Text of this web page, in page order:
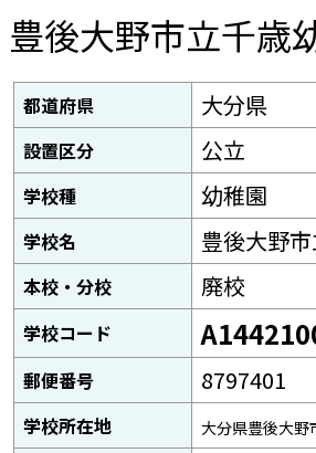
豊後大野市立千歳
都道府県 大分県
設置区分 公立
学校種 幼稚園
学校名 豊後大野
本校・分校 廃校
学校コード
郵便番号 8797401
学校所在地 大分県豊後大野